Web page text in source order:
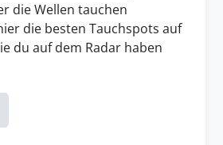
die Wellen tauchen
die besten Tauchspots auf
du auf dem Radar haben